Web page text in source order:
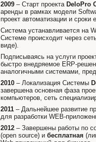
2009 – Старт проекта DeloPro
аренды в рамках модели
проект автоматизации и сроки
Система устанавливается на
Системе происходит через
виде).
Подписываясь на услуги
быстро внедряемое ERP-
аналогичными системами,
2010 – Локализация Системы
завершена основная фаза
компьютеров, сеть
2011 – Дальнейшее развитие
для разработки WEB-
2012 – Завершены работы по
(open source) и бесплатная